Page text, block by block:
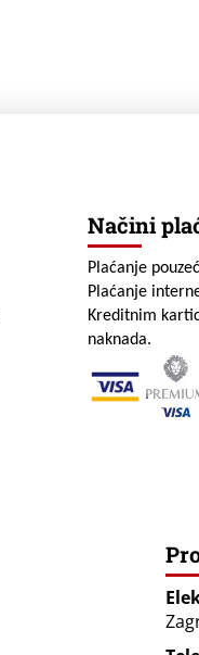
Načini
Plaćanje
Plaćanje
Kreditnim
naknada.